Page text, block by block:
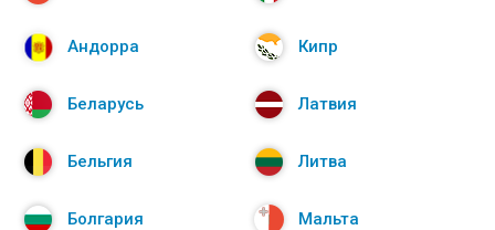
Андорра
Беларусь
Бельгия
Болгария
Кипр
Латвия
Литва
Мальта